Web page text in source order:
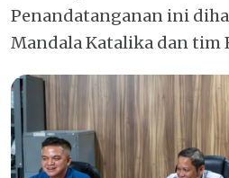
Penandatanganan ini
Mandala Katalika dan tim